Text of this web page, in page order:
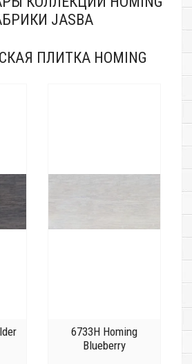
JASBA
ПЛИТКА HOMING
6733H Homing
Blueberry